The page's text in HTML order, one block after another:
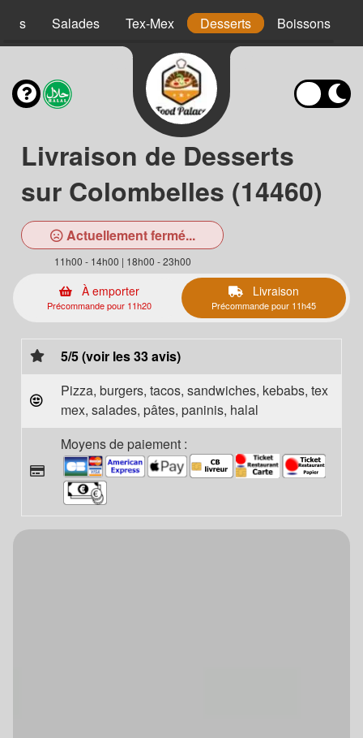
Salades Tex-Mex Desserts Boissons
Livraison de Desserts
sur Colombelles (14460)
Actuellement fermé...
11h00 - 14h00 | 18h00 - 23h00
À emporter
Précommande pour 11h20
Livraison
Précommande pour 11h45
5/5 (voir les 33 avis)
Pizza, burgers, tacos, sandwiches, kebabs, tex
mex, salades, pâtes, paninis, halal
Moyens de paiement :